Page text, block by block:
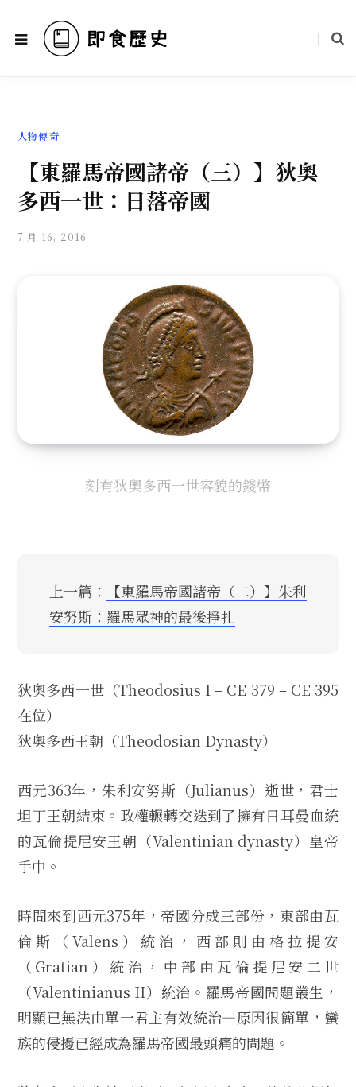
人物傳奇
【東羅馬帝國諸帝（三）】狄奧
多西一世：日落帝國
7 月 16, 2016
刻有狄奧多西一世容貌的錢幣
上一篇：
【東羅馬帝國諸帝（二）】朱利
安努斯：羅馬眾神的最後掙扎
狄奧多西一世（Theodosius I – CE 379 – CE 395
在位）
狄奧多西王朝（Theodosian Dynasty）
西元363年，朱利安努斯（Julianus）逝世，君士
坦丁王朝結束。政權輾轉交迭到了擁有日耳曼血統
的瓦倫提尼安王朝（Valentinian dynasty）皇帝
手中。
時間來到西元375年，帝國分成三部份，東部由瓦
倫斯（Valens）統治，西部則由格拉提安
（Gratian）統治，中部由瓦倫提尼安二世
（Valentinianus II）統治。羅馬帝國問題叢生，
明顯已無法由單一君主有效統治—原因很簡單，蠻
族的侵擾已經成為羅馬帝國最頭痛的問題。